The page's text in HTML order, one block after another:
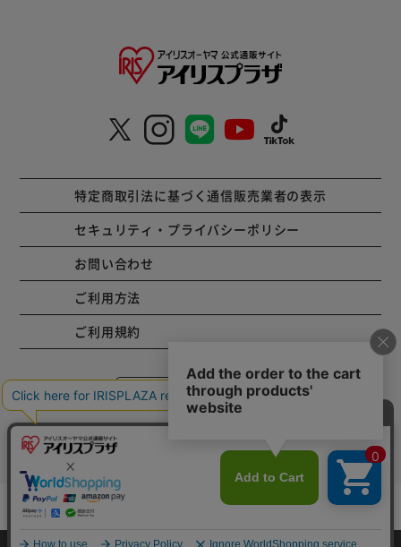
特定商取引法に基づく通信販売業者の表示
セキュリティ・プライバシーポリシー
お問い合わせ
ご利用方法
ご利用規約
コーポレートサイト
Copyright © 2001 IRISPLAZA. ALL Rights Reserved.